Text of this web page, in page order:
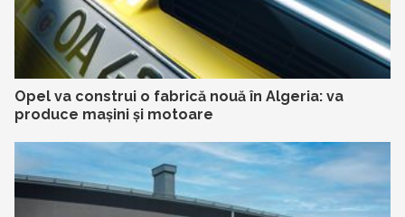
Opel va construi o fabrică nouă în Algeria: va
produce mașini și motoare